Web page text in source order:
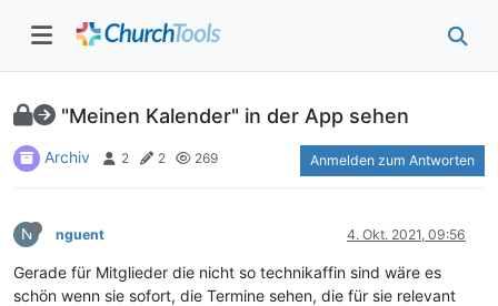
"Meinen Kalender" in der App sehen
Archiv 2 2 269 Anmelden zum Antworten
N nguent 4. Okt. 2021, 09:56
Gerade für Mitglieder die nicht so technikaffin sind wäre es
schön wenn sie sofort, die Termine sehen, die für sie relevant